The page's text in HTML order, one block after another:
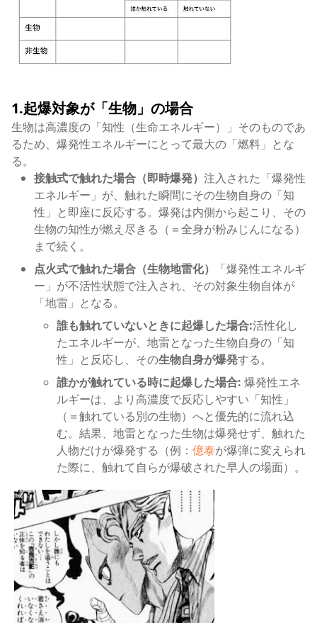
1.起爆対象が「生物」の場合
生物は高濃度の「知性（生命エネルギー）」そのものであ
るため、爆発性エネルギーにとって最大の「燃料」とな
る。
接触式で触れた場合（即時爆発） 注入された「爆発性
エネルギー」が、触れた瞬間にその生物自身の「知
性」と即座に反応する。爆発は内側から起こり、その
生物の知性が燃え尽きる（＝全身が粉みじんになる）
まで続く。
点火式で触れた場合（生物地雷化）
「爆発性エネルギ
ー」が不活性状態で注入され、その対象生物自体が
「地雷」となる。
誰も触れていないときに起爆した場合:活性化し
たエネルギーが、地雷となった生物自身の「知
性」と反応し、その生物自身が爆発する。
誰かが触れている時に起爆した場合: 爆発性エネ
ルギーは、より高濃度で反応しやすい「知性」
（＝触れている別の生物）へと優先的に流れ込
む。結果、地雷となった生物は爆発せず、触れた
人物だけが爆発する（例： 億泰が爆弾に変えられ
た際に、触れて自らが爆破された早人の場面）。